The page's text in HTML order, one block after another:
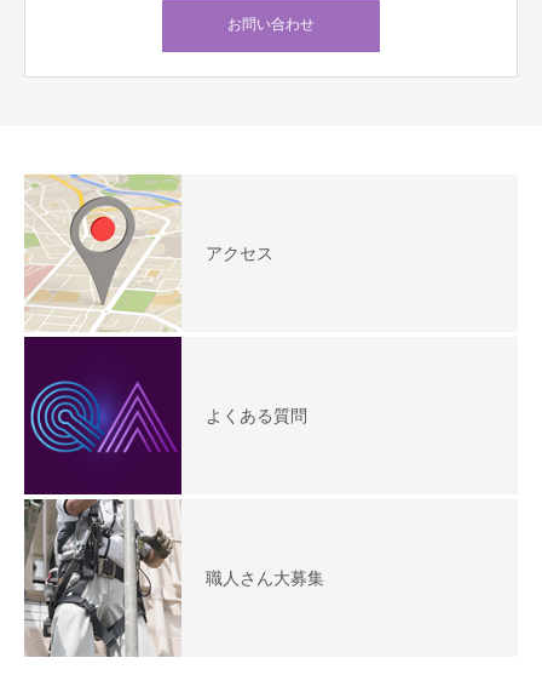
お問い合わせ
アクセス
よくある質問
職人さん大募集